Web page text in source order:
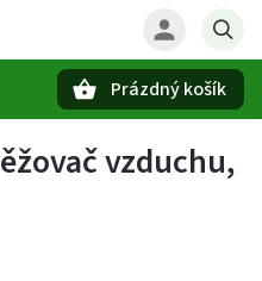
Prázdný košík
vzduchu,